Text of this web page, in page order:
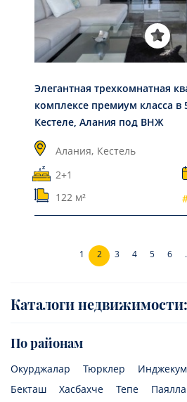
Элегантная трехкомнатная
комплексе премиум класса в
Кестеле, Алания под ВНЖ
Алания, Кестель
2+1
122 м²
1 2 3 4 5 6
Каталоги недвижимости:
По районам
Окурджалар Тюрклер Инджекум
Бекташ
Хасбахче Тепе